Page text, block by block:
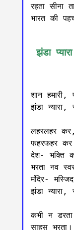
रहता सीना
भारत की
झंडा प्यारा
शान हमारी,
झंडा न्यारा,
लहरलहर
फहरफहर
देश- भक्ति
भरता नव
मंदिर-
झंडा न्यारा,
कभी न
साहस भरता।